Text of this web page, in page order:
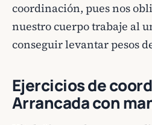
coordinación, pues nos
nuestro cuerpo trabaje al
conseguir levantar pesos
Ejercicios de
Arrancada con